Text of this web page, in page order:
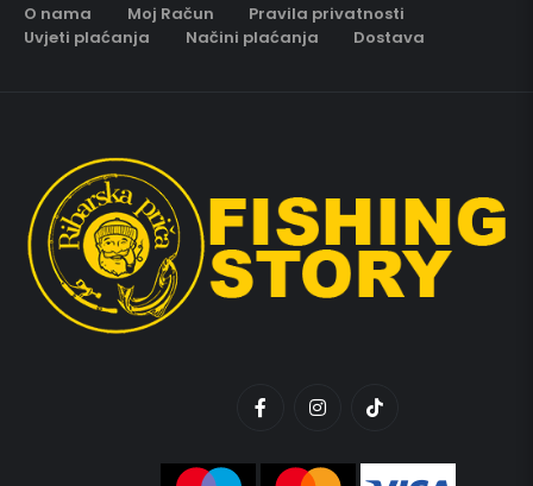
O nama Moj Račun
Pravila privatnosti
Uvjeti plaćanja
Načini plaćanja Dostava